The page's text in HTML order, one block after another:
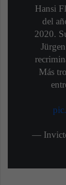
Hansi
del
2020.
Más
—